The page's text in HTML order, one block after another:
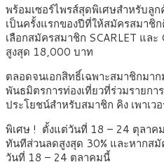
พร้อมเซอร์ไพรส์สุดพิเศษสำหรับลู
เป็นครั้งแรกของปีที่ให้สมัครสมาชิก
เลือกสมัครสมาชิก SCARLET แล
สูงสุด 18,000 บาท
ตลอดจนเอกสิทธิ์เฉพาะสมาชิกมา
พันธมิตรการท่องเที่ยวที่ร่วมรายก
ประโยชน์สำหรับสมาชิก คิง เพาเว
พิเศษ ! ตั้งแต่วันที่ 18 – 24 ตุลาค
ทันทีส่วนลดสูงสุด 30% และหากสมั
วันที่ 18 – 24 ตุลาคมนี้